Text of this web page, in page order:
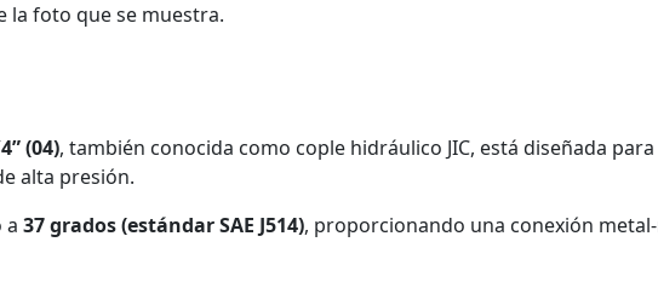
la foto que se muestra.
(04), también conocida como cople hidráulico JIC, está diseñada
alta presión.
a 37 grados (estándar SAE J514), proporcionando una conexión